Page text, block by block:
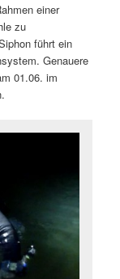
einer
zu
führt ein
Genauere
01.06. im